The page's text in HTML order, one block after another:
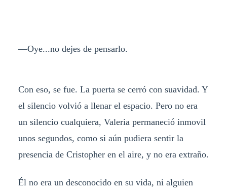
—Oye...no dejes de pensarlo.
Con eso, se fue. La puerta se cerró con suavidad. Y
el silencio volvió a llenar el espacio. Pero no era
un silencio cualquiera, Valeria permaneció inmovil
unos segundos, como si aún pudiera sentir la
presencia de Cristopher en el aire, y no era extraño.
Él no era un desconocido en su vida, ni alguien